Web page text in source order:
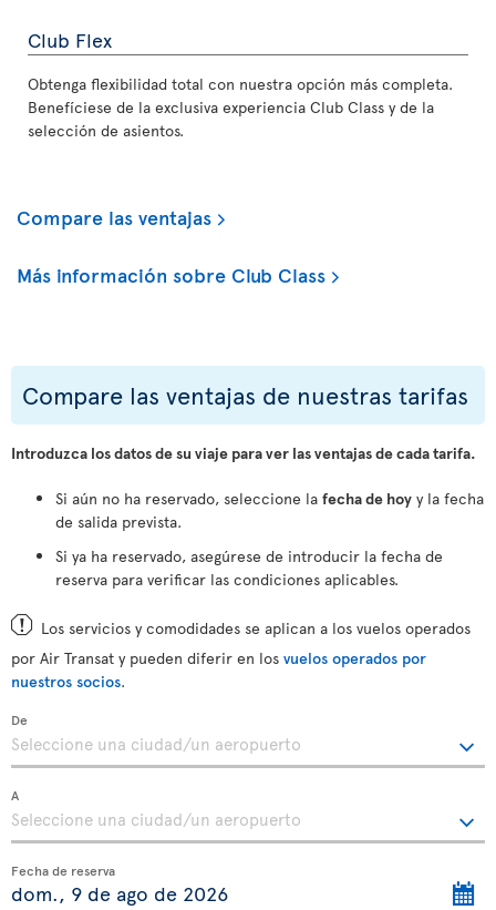
Club Flex
Obtenga flexibilidad total con nuestra opción más completa.
Benefíciese de la exclusiva experiencia Club Class y de la
selección de asientos.
Compare las ventajas
Más información sobre Club Class
Compare las ventajas de nuestras tarifas
Introduzca los datos de su viaje para ver las ventajas de cada tarifa.
Si aún no ha reservado, seleccione la fecha de hoy y la fecha
de salida prevista.
Si ya ha reservado, asegúrese de introducir la fecha de
reserva para verificar las condiciones aplicables.
Los servicios y comodidades se aplican a los vuelos operados
por Air Transat y pueden diferir en los vuelos operados por
nuestros socios.
De
A
Fecha de reserva